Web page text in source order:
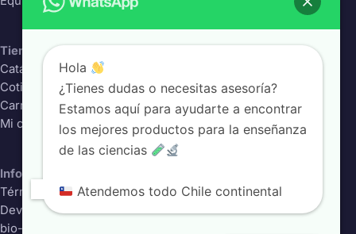
Tienda
Catálogo completo
Cotizador
Carrito
Mi cuenta
Información
Términos y condiciones
Devoluciones
bio-class.com
Hola
¿Tienes dudas o necesitas asesoría?
Estamos aquí para ayudarte a encontrar
los mejores productos para la enseñanza
de las ciencias
Atendemos todo Chile continental